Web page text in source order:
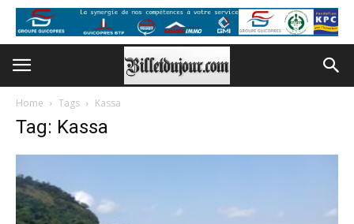
Home Tags Kassa
Tag: Kassa